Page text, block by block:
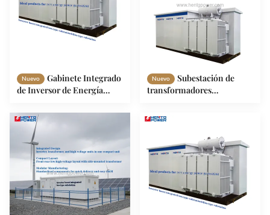
Nuevo
Gabinete Integrado
de Inversor de Energía
Transformador Elevador
para Sistemas Híbridos
Solar-Eólicos
Nuevo
Subestación de
transformadores
Sistema de energía de
almacenamiento de
baterías de alta eficiencia